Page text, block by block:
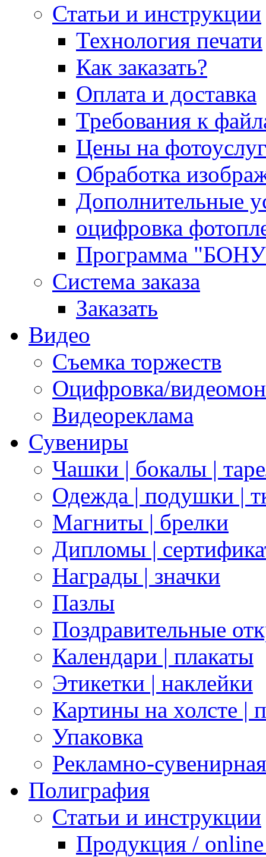
Статьи и инструкции
Технология печати
Как заказать?
Оплата и доставка
Требования к
Цены на
Обработка
Дополнительные
оцифровка
Программа
Система заказа
Заказать
Видео
Съемка торжеств
Оцифровка/
Видеореклама
Сувениры
Чашки | бокалы |
Одежда | подушки |
Магниты | брелки
Дипломы |
Награды | значки
Пазлы
Поздравительные
Календари | плакаты
Этикетки | наклейки
Картины на холсте |
Упаковка
Рекламно-
Полиграфия
Статьи и инструкции
Продукция / online